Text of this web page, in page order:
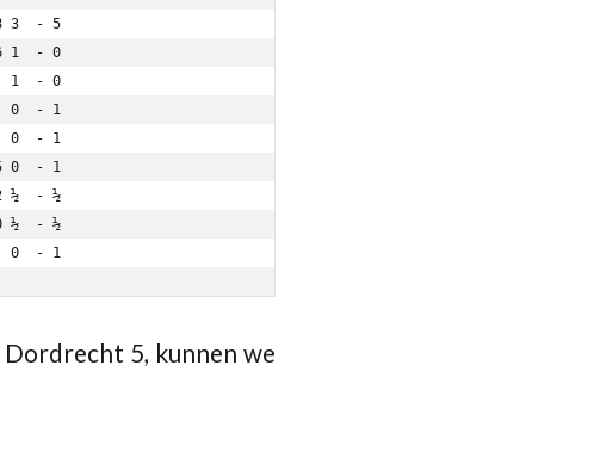
3  - 5
	8. Francina van Wijnhoven           - Eric Orle                        0  - 1
5, kunnen we